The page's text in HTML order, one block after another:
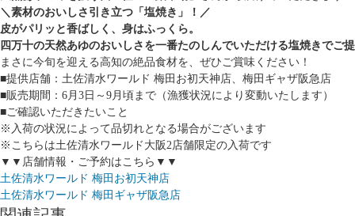
＼素材のおいしさ引き立つ「塩焼き」！／
皮がパリッと香ばしく、身はふっくら。
四万十の天然あゆのおいしさを一番たのしんでいただける塩焼きでご
まさに今旬を迎える高知の絶品食材を、ぜひご賞味ください！
■提供店舗：土佐清水ワールド 梅田お初天神店、梅田ギャザ阪急店
■販売期間：6月3日～9月頃まで（漁獲状況により変動いたします）
■ご確認いただきたいこと
※入荷の状況によって品切れとなる場合がございます
※こちらは土佐清水ワールド大阪2店舗限定の入荷です
▼▼店舗情報・ご予約はこちら▼▼
土佐清水ワールド 梅田お初天神店
土佐清水ワールド 梅田ギャザ阪急店